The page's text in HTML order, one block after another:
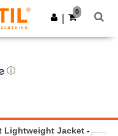
Get the app
0
ⓘ
Lightweight Jacket -